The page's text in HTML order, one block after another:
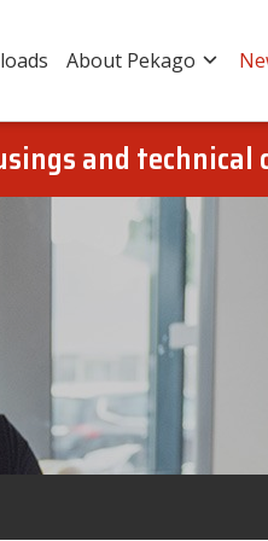
About Pekago
and technical